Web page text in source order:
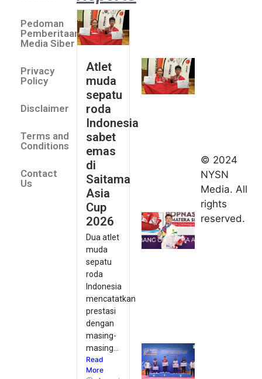
Pedoman
Pemberitaan
Media Siber
Privacy
Policy
Disclaimer
Terms and
Conditions
Contact
Us
Atlet
muda
sepatu
roda
Indonesia
sabet
emas
di
Saitama
Asia
Cup
2026
Dua atlet
muda
sepatu
roda
Indonesia
mencatatkan
prestasi
dengan
masing-
masing...
Read
More
2026
Indonesia
kirim tiga
lifter
muda ke
Kejuaraan
© 2024
NYSN
Media. All
rights
reserved.